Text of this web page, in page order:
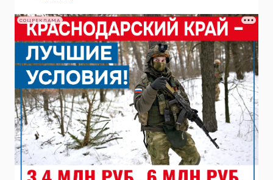
СОЦРЕКЛАМА